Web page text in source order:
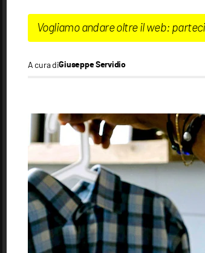
Vogliamo andare oltre il web:
A cura diGiuseppe Servidio